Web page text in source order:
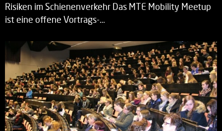
Risiken im Schienenverkehr Das MTE Mobility Meetup
ist eine offene Vortrags-…